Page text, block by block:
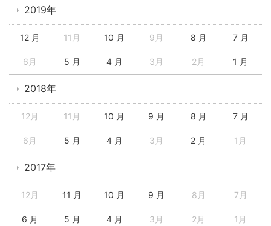
2019年
12 月 11月 10 月 9月 8 月 7 月
6月 5 月 4 月 3月 2月 1 月
2018年
12月 11月 10 月 9 月 8 月 7 月
6月 5 月 4 月 3月 2 月 1月
2017年
12月 11 月 10 月 9 月 8月 7月
6 月 5 月 4 月 3月 2月 1月